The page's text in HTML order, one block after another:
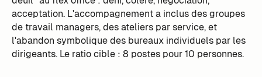
acceptation. L'accompagnement a inclus des groupes
de travail managers, des ateliers par service, et
l'abandon symbolique des bureaux individuels par les
dirigeants. Le ratio cible : 8 postes pour 10 personnes.